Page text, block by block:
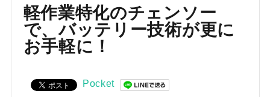
お気に入り一覧
軽作業特化のチェンソー
で、バッテリー技術が更に
お手軽に！
Pocket